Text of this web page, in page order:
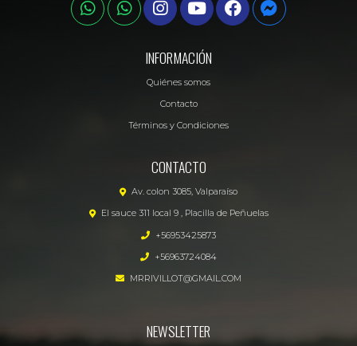
INFORMACIÓN
Quiénes somos
Contacto
Términos y Condiciones
CONTACTO
Av. colon 3085, Valparaíso
El sauce 311 local 9 , Placilla de Peñuelas
+56953425873
+56963724084
MRRIVILLOT@GMAIL.COM
NEWSLETTER